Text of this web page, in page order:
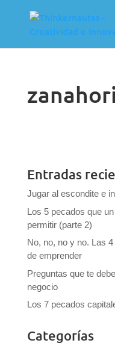
Entradas
Jugar al escondite e
Los 5 pecados que
permitir (parte 2)
No, no, no y no. Las
de emprender
Preguntas que te
negocio
Los 7 pecados
Categorías